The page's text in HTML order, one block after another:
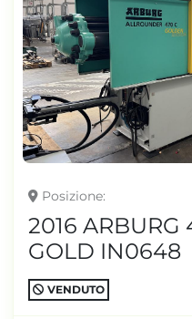
Posizione
2016 ARBURG
GOLD IN0648
VENDUTO